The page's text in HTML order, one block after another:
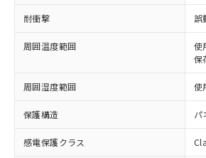
耐衝撃 誤
周囲温度範囲
使
保
周囲湿度範囲 使
保護構造 パ
感電保護クラス
示しないようお願いしま
マイパーツ機能（部品リ
ビス）をご利用いただく
メンバーズにご登録され
お客様が当ウェブサイト
登録された部品リストに
および当社の共同利用者
品・サービスに関するお
引・商談に必要な範囲で利
部品在庫の切り替え状況など
月が前後することがあります。
※3 非含有証明書ダウンロ
下記の非含有証明書をダウン
とができます。
準値以下であることを示します
「10」：通常の使用状況下に
質が外部に漏えいし、環境に
及ぼさない年数を意味します。
「－」：未確認です。当社販
い合わせください。
該第三者に通知します。
販売先および販売に係わ
法に輸出するおそれがあ
り引きをいたしません。
白
受注生産機種、また
情報を公開していな